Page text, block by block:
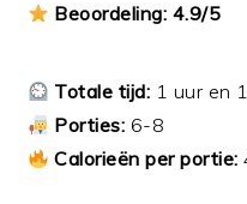
Beoordeling: 4.9/5
Totale tijd: 1 uur en
Porties: 6-8
Calorieën per portie: